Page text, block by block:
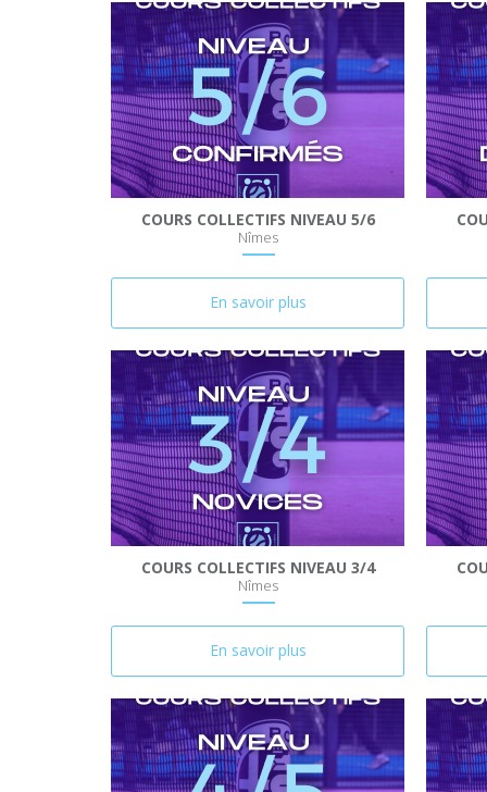
COURS COLLECTIFS NIVEAU 5/6
Nîmes
En savoir plus
COURS COLLECTIFS NIVEAU 3/4
Nîmes
En savoir plus